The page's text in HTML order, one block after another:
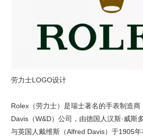
劳力士LOGO设计
Rolex（劳力士）是瑞士著名的手表制造
Davis（W&D）公司，由德国人汉斯·威斯
与英国人戴维斯（Alfred Davis）于1905年